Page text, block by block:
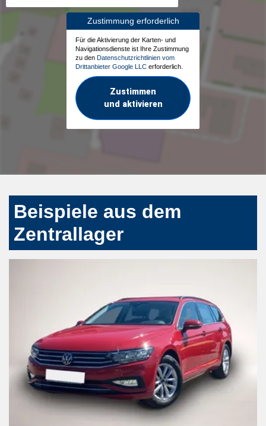
Zustimmung erforderlich
Für die Aktivierung der Karten- und
Navigationsdienste ist Ihre Zustimmung
zu den Datenschutzrichtlinien vom
Drittanbieter Google LLC erforderlich.
Zustimmen
und aktivieren
Beispiele aus dem
Zentrallager